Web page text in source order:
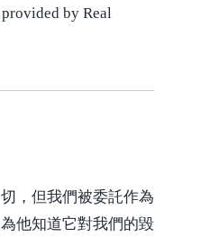
by Real
，但我們被委託作為
他知道它對我們的毀